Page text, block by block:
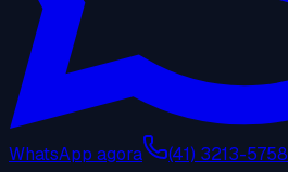
WhatsApp agora (41) 3213-5758